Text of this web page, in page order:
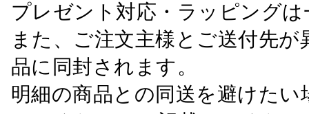
プレゼント対応・ラッピング
また、ご注文主様とご送付先
品に同封されます。
明細の商品との同送を避けた